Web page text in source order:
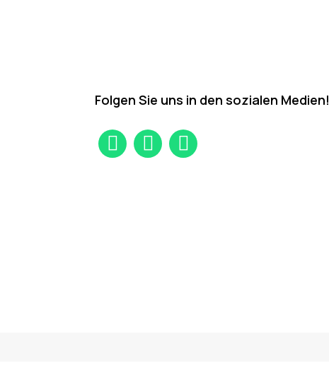
Folgen Sie uns in den sozialen Medien!
Instagram